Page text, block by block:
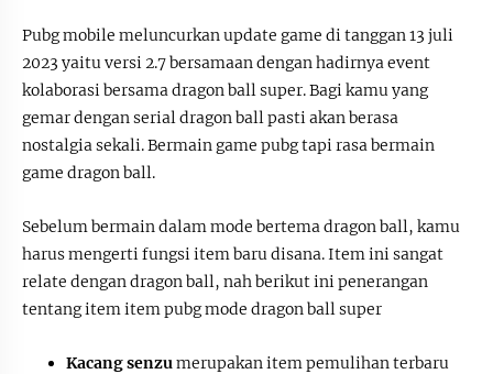
Pubg mobile meluncurkan update game di tanggan 13 juli
2023 yaitu versi 2.7 bersamaan dengan hadirnya event
kolaborasi bersama dragon ball super. Bagi kamu yang
gemar dengan serial dragon ball pasti akan berasa
nostalgia sekali. Bermain game pubg tapi rasa bermain
game dragon ball.
Sebelum bermain dalam mode bertema dragon ball, kamu
harus mengerti fungsi item baru disana. Item ini sangat
relate dengan dragon ball, nah berikut ini penerangan
tentang item item pubg mode dragon ball super
Kacang senzu merupakan item pemulihan terbaru